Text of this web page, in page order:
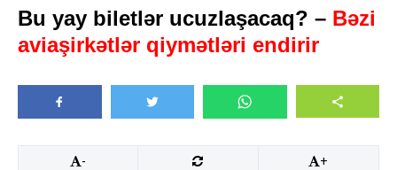
Bu yay biletlər ucuzlaşacaq? – Bəzi
aviaşirkətlər qiymətləri endirir
- +